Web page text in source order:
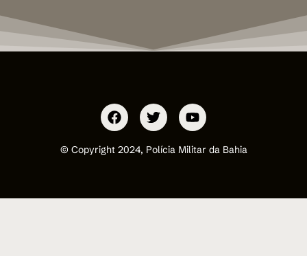
© Copyright 2024, Polícia Militar da Bahia